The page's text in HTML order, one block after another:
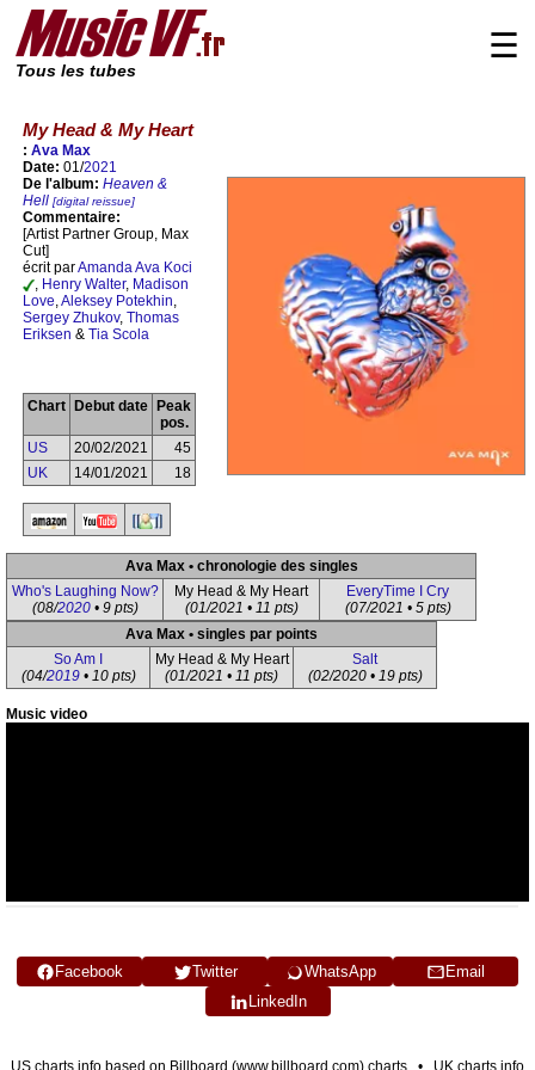
Tous les tubes
☰
My Head & My Heart
: Ava Max
Date: 01/2021
De l'album: Heaven &
Hell [digital reissue]
Commentaire:
[Artist Partner Group, Max
Cut]
écrit parAmanda Ava Koci
, Henry Walter, Madison
Love,Aleksey Potekhin,
Sergey Zhukov, Thomas
Eriksen & Tia Scola
Chart Debut date
Peak
pos.
US
20/02/2021
45
UK
14/01/2021 18
Ava Max • chronologie des singles
Who's Laughing Now?
(08/2020• 9 pts)
My Head & My Heart
(01/2021 • 11 pts)
EveryTime I Cry
(07/2021 • 5 pts)
Ava Max • singles par points
So Am I
(04/2019• 10 pts)
My Head & My Heart
(01/2021 • 11 pts)
Salt
(02/2020 • 19 pts)
Music video
Facebook Twitter WhatsApp
Email
LinkedIn
US charts info based on Billboard (www.billboard.com) charts • UK charts info